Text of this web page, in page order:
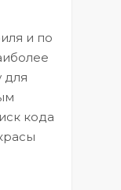
и по
для
кода